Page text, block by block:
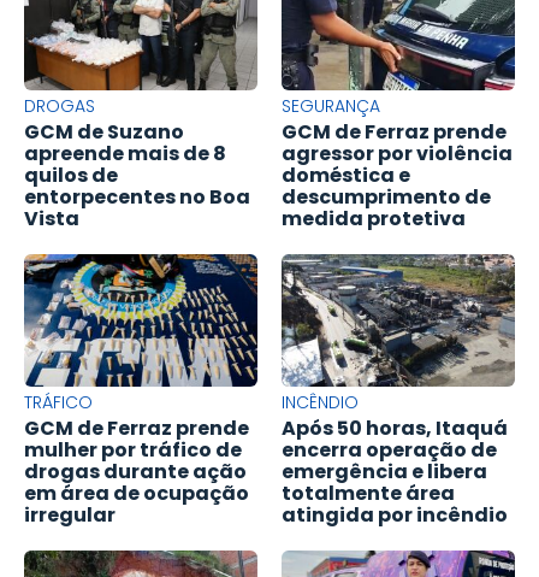
DROGAS
GCM de Suzano
apreende mais de 8
quilos de
entorpecentes no Boa
Vista
SEGURANÇA
GCM de Ferraz prende
agressor por violência
doméstica e
descumprimento de
medida protetiva
TRÁFICO
GCM de Ferraz prende
mulher por tráfico de
drogas durante ação
em área de ocupação
irregular
INCÊNDIO
Após 50 horas, Itaquá
encerra operação de
emergência e libera
totalmente área
atingida por incêndio